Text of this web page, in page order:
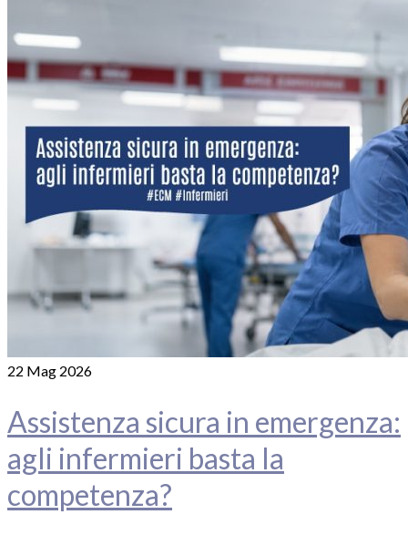
22 Mag 2026
Assistenza sicura in emergenza:
agli infermieri basta la
competenza?